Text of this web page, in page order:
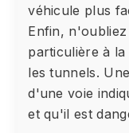
véhicule plus
Enfin,
particulière à la
les tunnels.
d'une voie
et qu'il est